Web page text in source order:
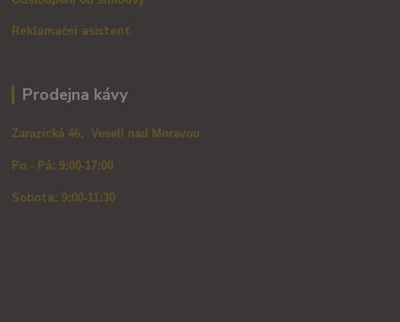
Reklamační asistent
Prodejna kávy
Zarazická 46, Veselí nad Moravou
Po - Pá: 9:00-17:00
Sobota: 9:00-11:30